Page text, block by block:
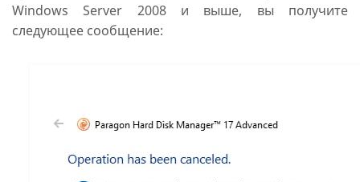
Windows Server 2008 и выше, вы получите
следующее сообщение: